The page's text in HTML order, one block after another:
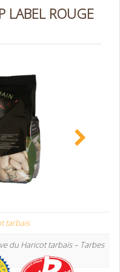
LABEL ROUGE
tarbais
du Haricot tarbais – Tarbes